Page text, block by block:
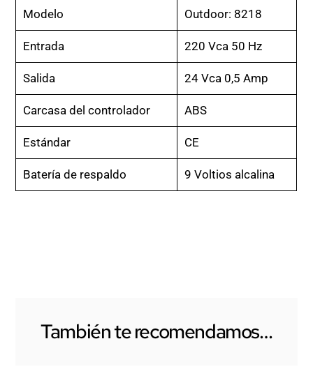
Modelo Outdoor: 8218
Entrada 220 Vca 50 Hz
Salida 24 Vca 0,5 Amp
Carcasa del controlador ABS
Estándar CE
Batería de respaldo 9 Voltios alcalina
También te recomendamos…